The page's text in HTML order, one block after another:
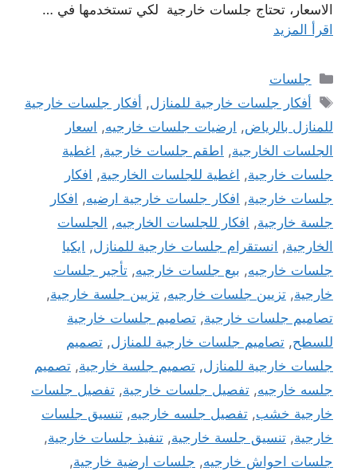
الاسعار، تحتاج جلسات خارجية لكي تستخدمها في …
اقرأ المزيد
التصنيفات
جلسات
الوسوم
أفكار جلسات خارجية للمنازل, أفكار جلسات خارجية
للمنازل بالرياض, ارضيات جلسات خارجيه, اسعار
الجلسات الخارجية, اطقم جلسات خارجية, اغطية
جلسات خارجية, اغطية للجلسات الخارجية, افكار
جلسات خارجية, افكار جلسات خارجية ارضيه, افكار
جلسة خارجية, افكار للجلسات الخارجيه, الجلسات
الخارجية, انستقرام جلسات خارجية للمنازل, ايكيا
جلسات خارجيه, بيع جلسات خارجيه, تأجير جلسات
خارجية, تزيين جلسات خارجيه, تزيين جلسة خارجية,
تصاميم جلسات خارجية, تصاميم جلسات خارجية
للسطح, تصاميم جلسات خارجية للمنازل, تصميم
جلسات خارجية للمنازل, تصميم جلسة خارجية, تصميم
جلسه خارجيه, تفصيل جلسات خارجية, تفصيل جلسات
خارجية خشب, تفصيل جلسه خارجيه, تنسيق جلسات
خارجية, تنسيق جلسة خارجية, تنفيذ جلسات خارجية,
جلسات احواش خارجيه, جلسات ارضية خارجية,